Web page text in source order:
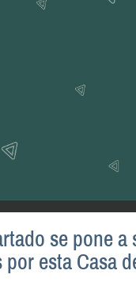
se pone
por esta Casa